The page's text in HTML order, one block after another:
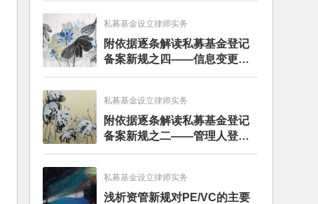
私募基金设立律师实务
附依据逐条解读私募基金登记
备案新规之四——信息变更和
报送篇
私募基金设立律师实务
附依据逐条解读私募基金登记
备案新规之二——管理人登记
篇
私募基金设立律师实务
浅析资管新规对PE/VC的主要